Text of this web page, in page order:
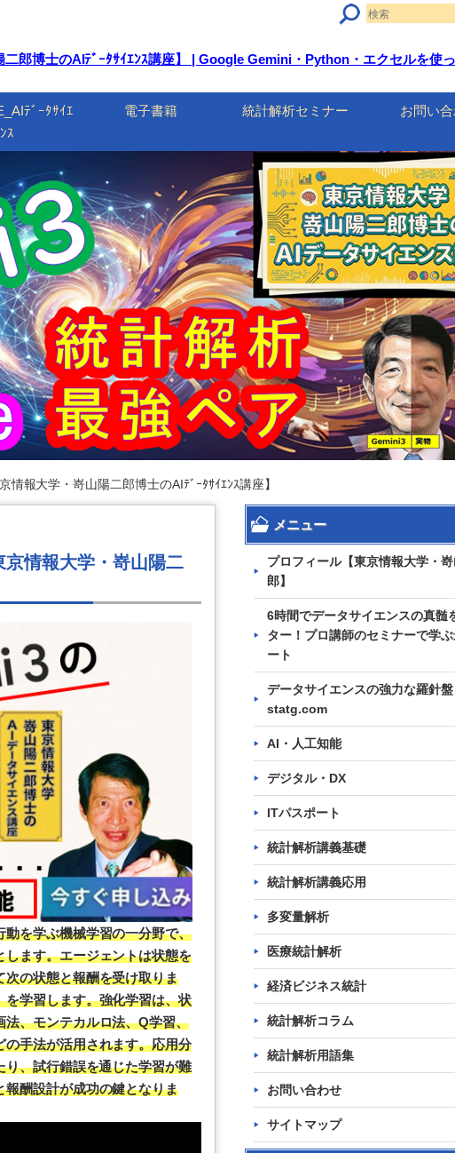
郎博士のAIﾃﾞｰﾀｻｲｴﾝｽ講座】 | Google Gemini・Python・エクセルを使
ﾃﾞｰﾀｻｲｴ
ﾝｽ
電子書籍 統計解析セミナー お問い
報大学・嵜山陽二郎博士のAIﾃﾞｰﾀｻｲｴﾝｽ講座】
情報大学・嵜山陽二
を学ぶ機械学習の一分野で、
ます。エージェントは状態を
の状態と報酬を受け取りま
学習します。強化学習は、状
、モンテカルロ法、Q学習、
手法が活用されます。応用分
、試行錯誤を通じた学習が難
酬設計が成功の鍵となりま
メニュー
プロフィール【東京情報大学・
郎】
6時間でデータサイエンスの真髄
ター！プロ講師のセミナーで学
ート
データサイエンスの強力な羅針盤
statg.com
AI・人工知能
デジタル・DX
ITパスポート
統計解析講義基礎
統計解析講義応用
多変量解析
医療統計解析
経済ビジネス統計
統計解析コラム
統計解析用語集
お問い合わせ
サイトマップ